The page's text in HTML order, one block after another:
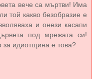
вече са мъртви! Има
той какво безобразие е
и онези касапи
под мрежата си!
за идиотщина е това?